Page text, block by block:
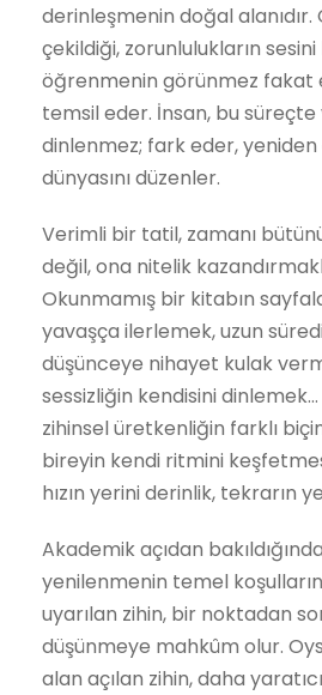
derinleşmenin doğal alanıdır.
çekildiği, zorunlulukların sesini
öğrenmenin görünmez fakat
temsil eder. İnsan, bu süreçte
dinlenmez; fark eder,
dünyasını düzenler.
Verimli bir tatil, zamanı
değil, ona nitelik
Okunmamış bir kitabın
yavaşça ilerlemek, uzun
düşünceye nihayet kulak
sessizliğin kendisini
zihinsel üretkenliğin farklı
bireyin kendi ritmini
hızın yerini derinlik, tekrarın
Akademik açıdan
yenilenmenin temel
uyarılan zihin, bir noktadan
düşünmeye mahkûm olur.
alan açılan zihin, daha